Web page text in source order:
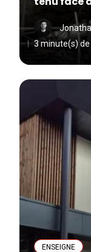
3 minute(s)
ENSEIGNE